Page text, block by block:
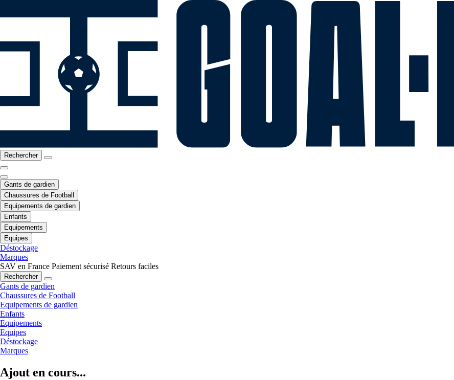
Rechercher
Gants de gardien
Chaussures de Football
Equipements de gardien
Enfants
Equipements
Equipes
Déstockage
Marques
SAV en France Paiement sécurisé Retours faciles
Rechercher
Gants de gardien
Chaussures de Football
Equipements de gardien
Enfants
Equipements
Equipes
Déstockage
Marques
Ajout en cours...